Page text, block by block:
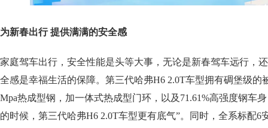
为新春出行 提供满满的安全感
家庭驾车出行，安全性能是头等大事，无论是新春驾车远行，
全感是幸福生活的保障。第三代哈弗H6 2.0T车型拥有碉堡级的
Mpa热成型钢，加一体式热成型门环，以及71.61%高强度钢车
的时候，第三代哈弗H6 2.0T车型更有底气”。同时，全系标配6